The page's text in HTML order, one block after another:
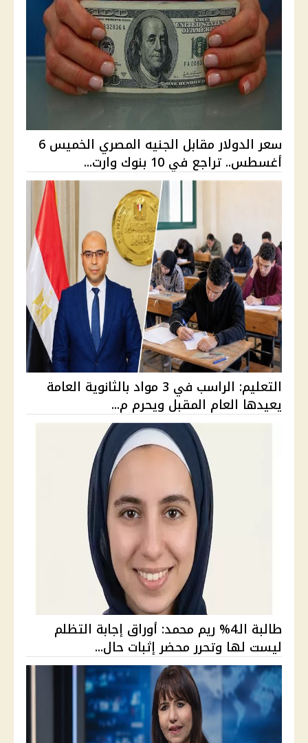
سعر الدولار مقابل الجنيه المصري الخميس 6
أغسطس.. تراجع في 10 بنوك وارت...
التعليم: الراسب في 3 مواد بالثانوية العامة
يعيدها العام المقبل ويحرم م...
طالبة الـ4% ريم محمد: أوراق إجابة التظلم
ليست لها وتحرر محضر إثبات حال...